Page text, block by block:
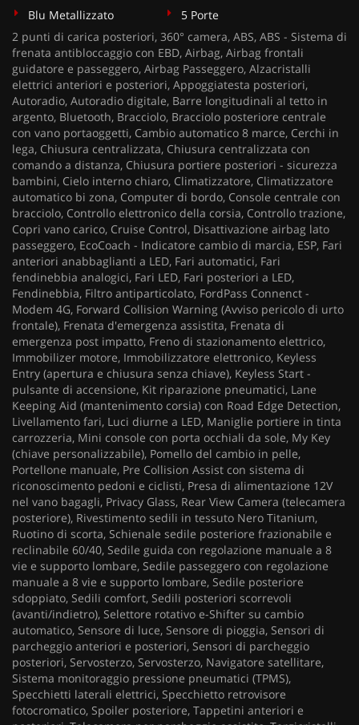
Blu Metallizzato
5 Porte
2 punti di carica posteriori, 360° camera, ABS, ABS - Sistema di
frenata antibloccaggio con EBD, Airbag, Airbag frontali
guidatore e passeggero, Airbag Passeggero, Alzacristalli
elettrici anteriori e posteriori, Appoggiatesta posteriori,
Autoradio, Autoradio digitale, Barre longitudinali al tetto in
argento, Bluetooth, Bracciolo, Bracciolo posteriore centrale
con vano portaoggetti, Cambio automatico 8 marce, Cerchi in
lega, Chiusura centralizzata, Chiusura centralizzata con
comando a distanza, Chiusura portiere posteriori - sicurezza
bambini, Cielo interno chiaro, Climatizzatore, Climatizzatore
automatico bi zona, Computer di bordo, Console centrale con
bracciolo, Controllo elettronico della corsia, Controllo trazione,
Copri vano carico, Cruise Control, Disattivazione airbag lato
passeggero, EcoCoach - Indicatore cambio di marcia, ESP, Fari
anteriori anabbaglianti a LED, Fari automatici, Fari
fendinebbia analogici, Fari LED, Fari posteriori a LED,
Fendinebbia, Filtro antiparticolato, FordPass Connenct -
Modem 4G, Forward Collision Warning (Avviso pericolo di urto
frontale), Frenata d'emergenza assistita, Frenata di
emergenza post impatto, Freno di stazionamento elettrico,
Immobilizer motore, Immobilizzatore elettronico, Keyless
Entry (apertura e chiusura senza chiave), Keyless Start -
pulsante di accensione, Kit riparazione pneumatici, Lane
Keeping Aid (mantenimento corsia) con Road Edge Detection,
Livellamento fari, Luci diurne a LED, Maniglie portiere in tinta
carrozzeria, Mini console con porta occhiali da sole, My Key
(chiave personalizzabile), Pomello del cambio in pelle,
Portellone manuale, Pre Collision Assist con sistema di
riconoscimento pedoni e ciclisti, Presa di alimentazione 12V
nel vano bagagli, Privacy Glass, Rear View Camera (telecamera
posteriore), Rivestimento sedili in tessuto Nero Titanium,
Ruotino di scorta, Schienale sedile posteriore frazionabile e
reclinabile 60/40, Sedile guida con regolazione manuale a 8
vie e supporto lombare, Sedile passeggero con regolazione
manuale a 8 vie e supporto lombare, Sedile posteriore
sdoppiato, Sedili comfort, Sedili posteriori scorrevoli
(avanti/indietro), Selettore rotativo e-Shifter su cambio
automatico, Sensore di luce, Sensore di pioggia, Sensori di
parcheggio anteriori e posteriori, Sensori di parcheggio
posteriori, Servosterzo, Servosterzo, Navigatore satellitare,
Sistema monitoraggio pressione pneumatici (TPMS),
Specchietti laterali elettrici, Specchietto retrovisore
fotocromatico, Spoiler posteriore, Tappetini anteriori e